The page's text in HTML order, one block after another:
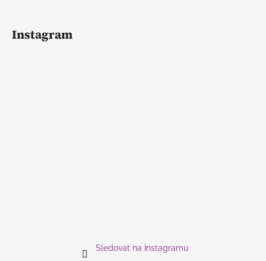
Instagram
Sledovat na Instagramu